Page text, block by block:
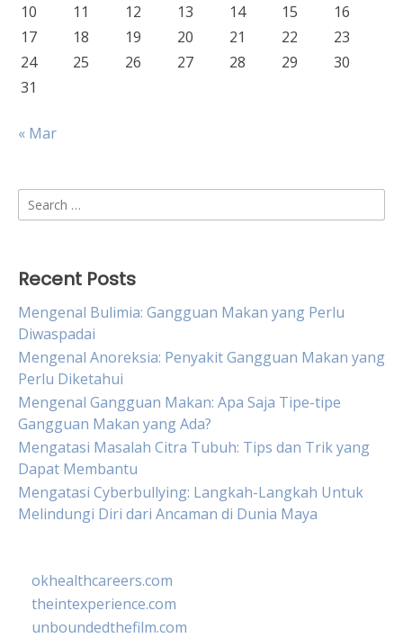
10
11 12 13 14 15
16
17
18 19 20 21 22
23
24
25 26 27 28 29
30
31
« Mar
Search
for:
Recent Posts
Mengenal Bulimia: Gangguan Makan yang Perlu
Diwaspadai
Mengenal Anoreksia: Penyakit Gangguan Makan yang
Perlu Diketahui
Mengenal Gangguan Makan: Apa Saja Tipe-tipe
Gangguan Makan yang Ada?
Mengatasi Masalah Citra Tubuh: Tips dan Trik yang
Dapat Membantu
Mengatasi Cyberbullying: Langkah-Langkah Untuk
Melindungi Diri dari Ancaman di Dunia Maya
okhealthcareers.com
theintexperience.com
unboundedthefilm.com